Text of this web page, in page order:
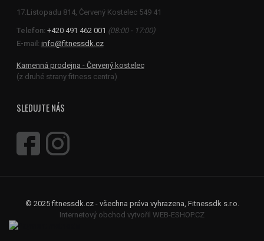
Telefon: +420 491 462 001 (08:00 - 17:00)
E-mail: info@fitnessdk.cz
Kamenná prodejna - Červený kostelec
(z druhé strany fitness centra)
SLEDUJTE NÁS
© 2025 fitnessdk.cz - všechna práva vyhrazena, Fitnessdk s.r.o.
Internetový obchod vytvořil WEB-ESHOP.CZ